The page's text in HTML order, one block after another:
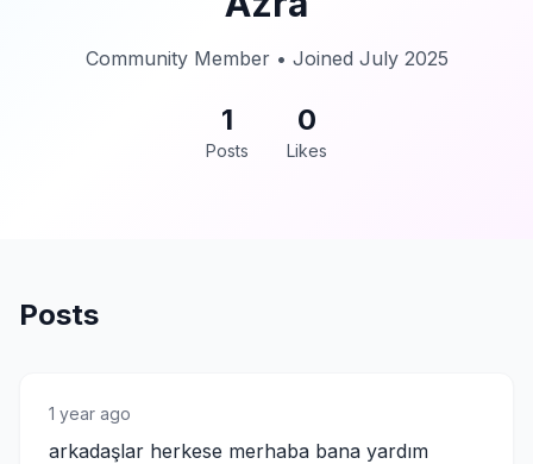
Community Member • Joined July 2025
1
Posts
0
Likes
Posts
1 year ago
arkadaşlar herkese merhaba bana yardım